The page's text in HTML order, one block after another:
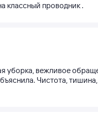
классный проводник .
уборка, вежливое
Чистота,